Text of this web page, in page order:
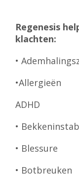
Regenesis
klachten:
•
•Allergieën
ADHD
•
• Blessure
• Botbreuken